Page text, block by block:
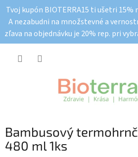
obsah
Tvoj kupón BIOTERRA15 ti ušetri 15%
A nezabudni na množstevné a
zľava na objednávku je 20% rep. pri
Bambusový
480 ml 1ks